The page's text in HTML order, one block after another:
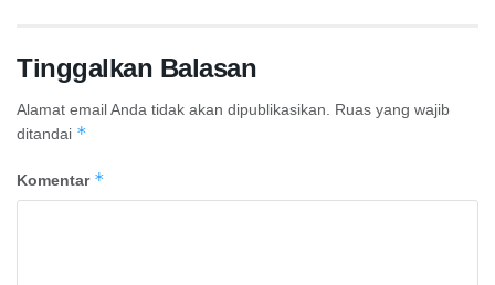
Tinggalkan Balasan
Alamat email Anda tidak akan dipublikasikan.
Ruas yang wajib
ditandai *
Komentar *